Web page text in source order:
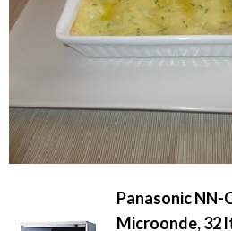
Panasonic NN-
Microonde, 32